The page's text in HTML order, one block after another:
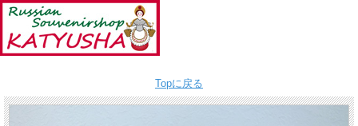
Topに戻る